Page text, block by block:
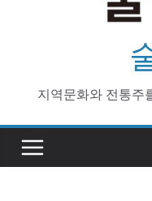
지역문화와 전통주